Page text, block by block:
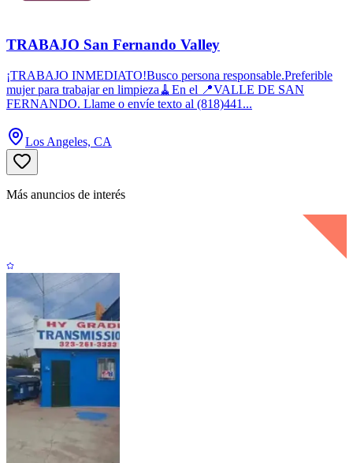
TRABAJO San Fernando Valley
¡TRABAJO INMEDIATO!Busco persona responsable.Preferible
mujer para trabajar en limpieza🧹En el 📍VALLE DE SAN
FERNANDO. Llame o envíe texto al (818)441...
Los Angeles, CA
Más anuncios de interés